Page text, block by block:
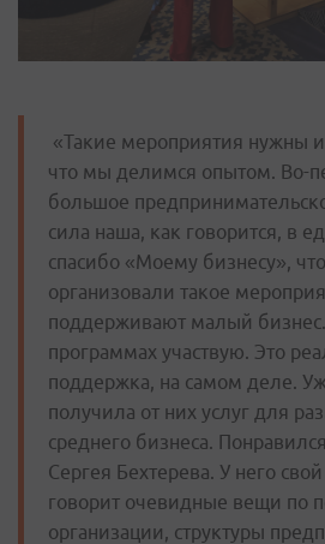
«Такие мероприятия нужны
что мы делимся опытом. Во-
большое
сила наша, как говорится, в
спасибо «Моему бизнесу»,
организовали такое
поддерживают малый
программах участвую. Это
поддержка, на самом деле.
получила от них услуг для
среднего бизнеса.
Сергея Бехтерева. У него
говорит очевидные вещи по
организации, структуры